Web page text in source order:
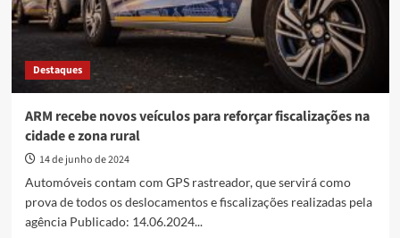
Destaques
ARM recebe novos veículos para reforçar fiscalizações na
cidade e zona rural
14 de junho de 2024
Automóveis contam com GPS rastreador, que servirá como
prova de todos os deslocamentos e fiscalizações realizadas pela
agência Publicado: 14.06.2024...